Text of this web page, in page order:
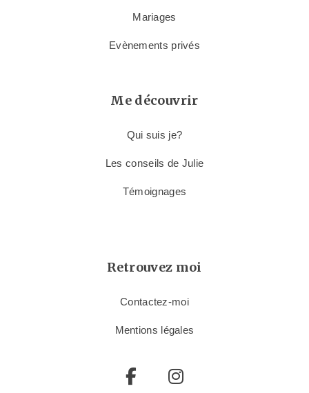
Mariages
Evènements privés
Me découvrir
Qui suis je?
Les conseils de Julie
Témoignages
Retrouvez moi
Contactez-moi
Mentions légales